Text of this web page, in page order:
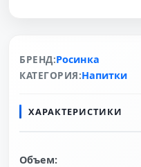
БРЕНД:Росинка
КАТЕГОРИЯ:Напитки
ХАРАКТЕРИСТИКИ
Объем: